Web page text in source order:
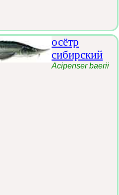
осётр
сибирский
Acipenser baerii